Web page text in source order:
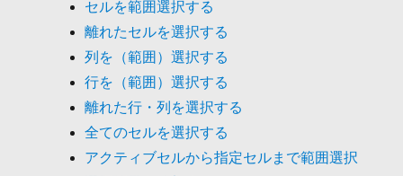
セルを範囲選択する
離れたセルを選択する
列を（範囲）選択する
行を（範囲）選択する
離れた行・列を選択する
全てのセルを選択する
アクティブセルから指定セルまで範囲選択